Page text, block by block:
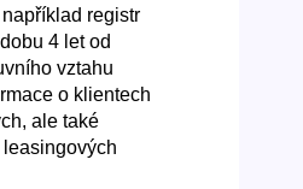
registr
4 let od
vztahu
o klientech
ale také